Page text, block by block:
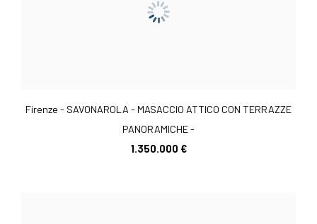
Firenze - SAVONAROLA - MASACCIO ATTICO CON TERRAZZE
PANORAMICHE -
1.350.000 €